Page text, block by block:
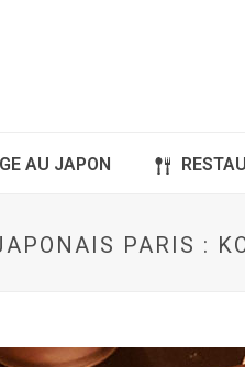
AU JAPON
PARIS :